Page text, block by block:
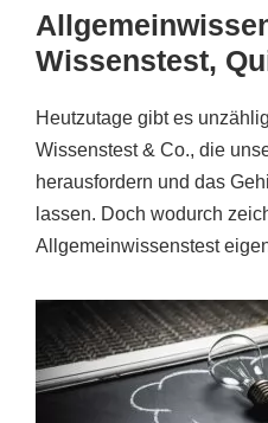
Wissenstest,
Heutzutage gibt es
Wissenstest & Co., die
herausfordern und das
lassen. Doch wodurch
Allgemeinwissenstest